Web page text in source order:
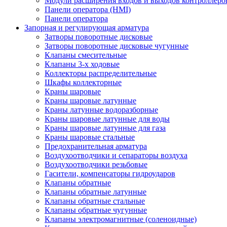
Панели оператора (HMI)
Панели оператора
Запорная и регулирующая арматура
Затворы поворотные дисковые
Затворы поворотные дисковые чугунные
Клапаны смесительные
Клапаны 3-х ходовые
Коллекторы распределительные
Шкафы коллекторные
Краны шаровые
Краны шаровые латунные
Краны латунные водоразборные
Краны шаровые латунные для воды
Краны шаровые латунные для газа
Краны шаровые стальные
Предохранительная арматура
Воздухоотводчики и сепараторы воздуха
Воздухоотводчики резьбовые
Гасители, компенсаторы гидроударов
Клапаны обратные
Клапаны обратные латунные
Клапаны обратные стальные
Клапаны обратные чугунные
Клапаны электромагнитные (соленоидные)